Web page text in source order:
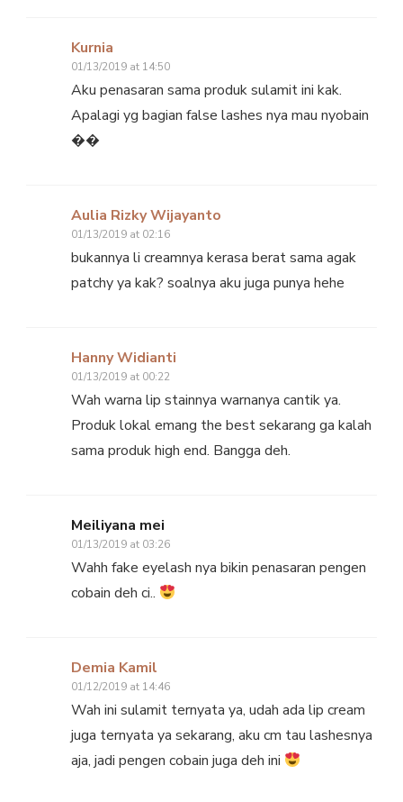
Kurnia
01/13/2019 at 14:50
Aku penasaran sama produk sulamit ini kak.
Apalagi yg bagian false lashes nya mau nyobain
��
Aulia Rizky Wijayanto
01/13/2019 at 02:16
bukannya li creamnya kerasa berat sama agak
patchy ya kak? soalnya aku juga punya hehe
Hanny Widianti
01/13/2019 at 00:22
Wah warna lip stainnya warnanya cantik ya.
Produk lokal emang the best sekarang ga kalah
sama produk high end. Bangga deh.
Meiliyana mei
01/13/2019 at 03:26
Wahh fake eyelash nya bikin penasaran pengen
cobain deh ci..
Demia Kamil
01/12/2019 at 14:46
Wah ini sulamit ternyata ya, udah ada lip cream
juga ternyata ya sekarang, aku cm tau lashesnya
aja, jadi pengen cobain juga deh ini